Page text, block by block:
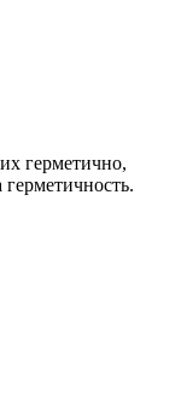
герметично,